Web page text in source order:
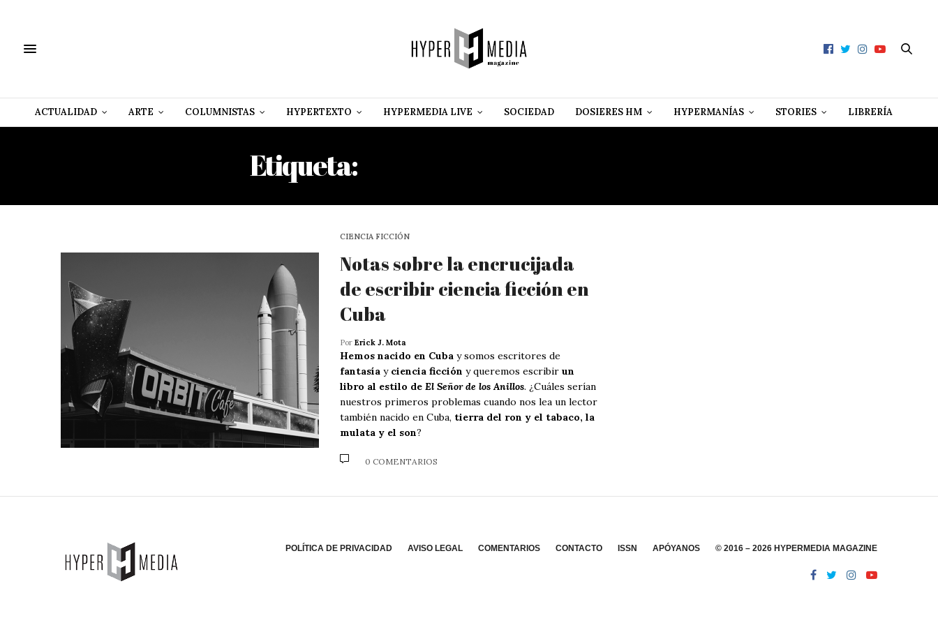
ACTUALIDAD ARTE COLUMNISTAS HYPERTEXTO HYPERMEDIA LIVE SOCIEDAD DOSIERES HM HYPERMANÍAS STORIES LIBRERÍA
Etiqueta:
CIENCIA FICCIÓN
Notas sobre la encrucijada
de escribir ciencia ficción en
Cuba
Por Erick J. Mota
Hemos nacido en Cuba y somos escritores de
fantasía y ciencia ficción y queremos escribir un
libro al estilo de El Señor de los Anillos. ¿Cuáles serían
nuestros primeros problemas cuando nos lea un lector
también nacido en Cuba, tierra del ron y el tabaco, la
mulata y el son?
0 COMENTARIOS
POLÍTICA DE PRIVACIDAD AVISO LEGAL COMENTARIOS CONTACTO ISSN APÓYANOS © 2016 – 2026 HYPERMEDIA MAGAZINE